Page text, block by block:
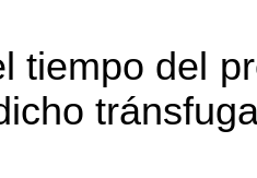
del